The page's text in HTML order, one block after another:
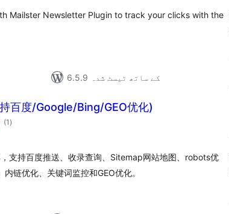
Mailster Newsletter Plugin to track your clicks with the
6.5.9 کے ساتھ ٹیسٹ شدہ
百度/Google/Bing/GEO优化)
(1 مجموعی
درجہ
)
支持百度推送、收录查询、Sitemap网站地图、robots优
链优化、关键词监控和GEO优化。